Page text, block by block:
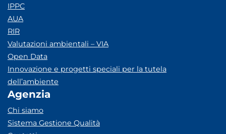
IPPC
AUA
RIR
Valutazioni ambientali – VIA
Open Data
Innovazione e progetti speciali per la tutela
dell’ambiente
Agenzia
Chi siamo
Sistema Gestione Qualità